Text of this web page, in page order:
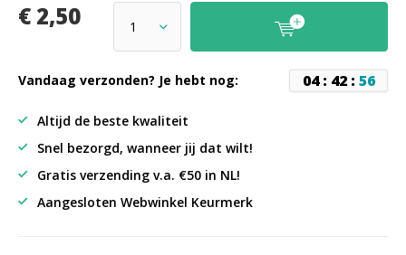
€ 2,50
Vandaag verzonden? Je hebt nog: 04: 42: 56
Altijd de beste kwaliteit
Snel bezorgd, wanneer jij dat wilt!
Gratis verzending v.a. €50 in NL!
Aangesloten Webwinkel Keurmerk